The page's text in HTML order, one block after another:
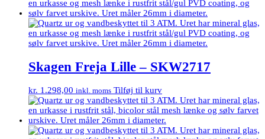
Skagen Freja Lille – SKW2717
kr. 1.298,00 inkl. moms Tilføj til kurv